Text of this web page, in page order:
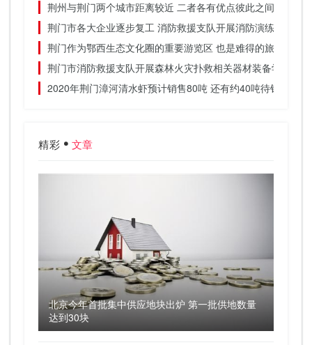
荆州与荆门两个城市距离较近 二者各有优点彼此之间差别不
荆门市各大企业逐步复工 消防救援支队开展消防演练
荆门作为鄂西生态文化圈的重要游览区 也是难得的旅游胜地
荆门市消防救援支队开展森林火灾扑救相关器材装备学习
2020年荆门漳河清水虾预计销售80吨 还有约40吨待销
精彩 文章
北京今年首批集中供应地块出炉 第一批供地数量
达到30块